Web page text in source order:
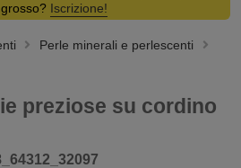
Iscrizione!
Perle minerali e perlescenti
preziose su cordino